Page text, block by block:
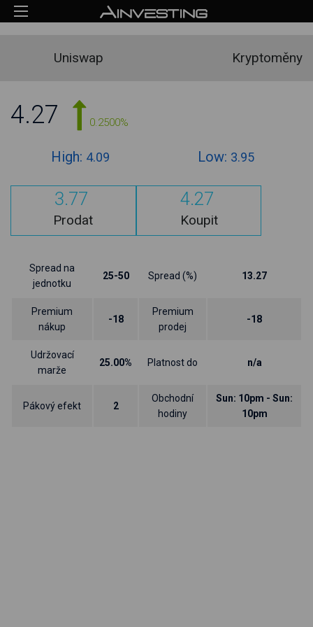
Uniswap Kryptoměny
4.27 0.2500%
High: 4.09 Low: 3.95
3.77
Prodat
4.27
Koupit
Spread na
jednotku
25-50 Spread (%) 13.27
Premium
nákup
-18
Premium
prodej
-18
Udržovací
marže
25.00% Platnost do n/a
Pákový efekt 2
Obchodní
hodiny
Sun: 10pm - Sun:
10pm